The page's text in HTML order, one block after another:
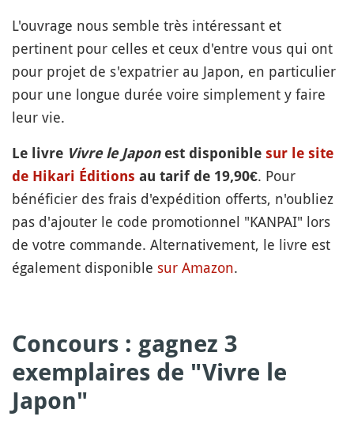
L'ouvrage nous semble très intéressant et
pertinent pour celles et ceux d'entre vous qui ont
pour projet de s'expatrier au Japon, en particulier
pour une longue durée voire simplement y faire
leur vie.
Le livre Vivre le Japonest disponible sur le site
de Hikari Éditions au tarif de 19,90€. Pour
bénéficier des frais d'expédition offerts, n'oubliez
pas d'ajouter le code promotionnel "KANPAI" lors
de votre commande. Alternativement, le livre est
également disponible sur Amazon.
Concours : gagnez 3
exemplaires de "Vivre le
Japon"